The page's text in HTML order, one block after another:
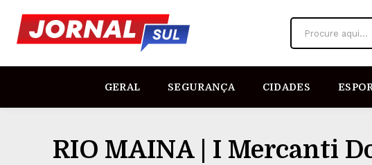
Procure aqui...
GERAL SEGURANÇA CIDADES
RIO MAINA | I Mercanti